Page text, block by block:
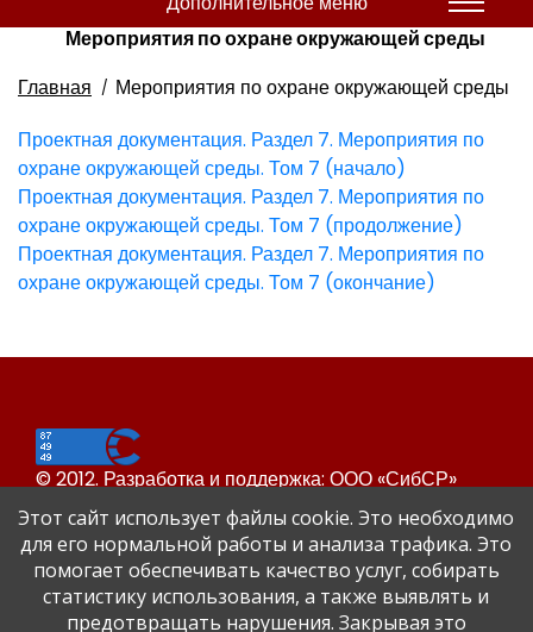
Мероприятия по охране окружающей среды
Главная
Мероприятия по охране окружающей среды
Проектная документация. Раздел 7. Мероприятия по
охране окружающей среды. Том 7 (начало)
Проектная документация. Раздел 7. Мероприятия по
охране окружающей среды. Том 7 (продолжение)
Проектная документация. Раздел 7. Мероприятия по
охране окружающей среды. Том 7 (окончание)
© 2012. Разработка и поддержка: ООО «СибСР»
Все права защищены законом и международными
соглашениями.
Этот сайт использует файлы cookie. Это необходимо
для его нормальной работы и анализа трафика. Это
помогает обеспечивать качество услуг, собирать
статистику использования, а также выявлять и
предотвращать нарушения. Закрывая это